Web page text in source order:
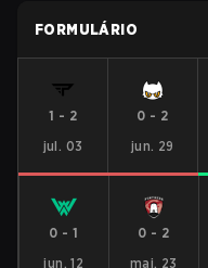
FORMULÁRIO
1 - 2
jul. 03
0 - 2
jun. 29
0 - 1
jun. 12
0 - 2
mai. 23